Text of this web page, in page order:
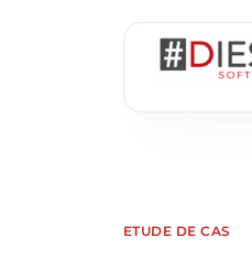
ETUDE DE CAS